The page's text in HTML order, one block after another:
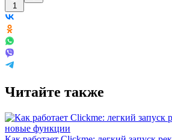
1
Читайте также